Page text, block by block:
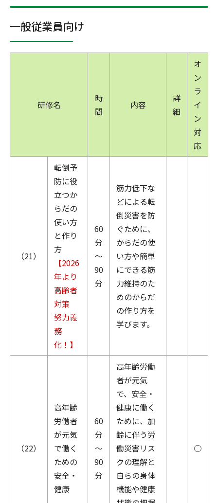
一般従業員向け
研修名
時
間
内容
詳
細
オ
ン
ラ
イ
ン
対
応
（21）
転倒予
防に役
立つか
らだの
使い方
と作り
方
【2026
年より
高齢者
対策
努力義
務
化！】
60
分
～
90
分
筋力低下な
どによる転
倒災害を防
ぐために、
からだの使
い方や簡単
にできる筋
力維持のた
めのからだ
の作り方を
学びます。
（22）
高年齢
労働者
が元気
で働く
ための
安全・
健康
60
分
～
90
分
高年齢労働
者が元気
で、安全・
健康に働く
ために、加
齢に伴う労
働災害リス
クの理解と
自らの身体
機能や健康
○